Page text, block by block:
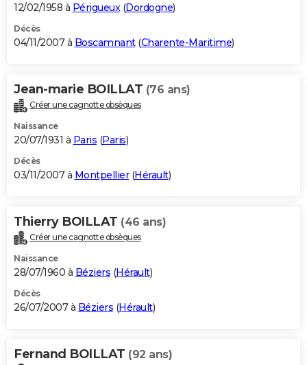
12/02/1958 à Périgueux(Dordogne)
Décès
04/11/2007 à Boscamnant(Charente-Maritime)
Jean-marie BOILLAT (76 ans)
Créer une cagnotte obsèques
Naissance
20/07/1931 à Paris (Paris)
Décès
03/11/2007 à Montpellier(Hérault)
Thierry BOILLAT (46 ans)
Créer une cagnotte obsèques
Naissance
28/07/1960 à Béziers (Hérault)
Décès
26/07/2007 à Béziers (Hérault)
Fernand BOILLAT (92 ans)